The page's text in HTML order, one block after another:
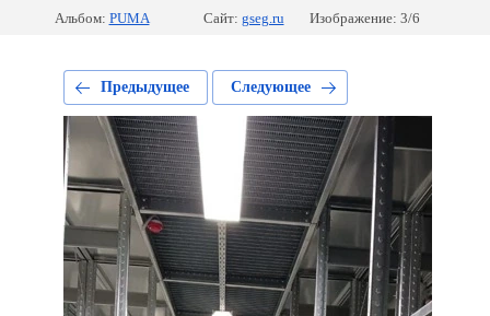
Альбом: PUMA Сайт: gseg.ru Изображение: 3/6
Предыдущее Следующее